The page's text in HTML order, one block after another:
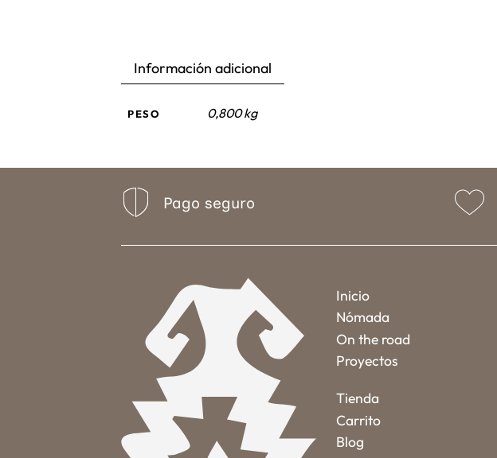
Información adicional
PESO 0,800 kg
Pago seguro
Inicio
Nómada
On the road
Proyectos
Tienda
Carrito
Blog